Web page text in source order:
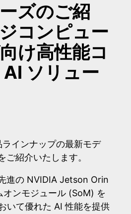
ズのご紹
コンピュー
け高性能コ
ソリュー
インナップの最新モデ
ご紹介いたします。
進の NVIDIA Jetson Orin
ンモジュール (SoM) を
いて優れた AI 性能を提供